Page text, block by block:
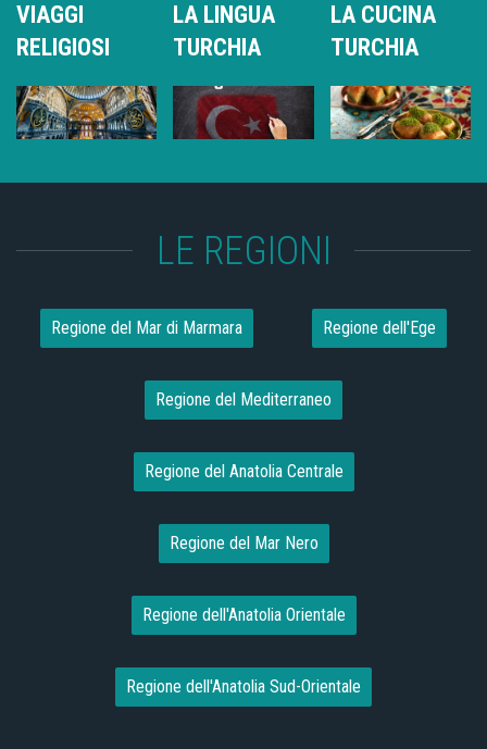
VIAGGI
RELIGIOSI
LA LINGUA
TURCHIA
LA CUCINA
TURCHIA
LE REGIONI
Regione del Mar di Marmara Regione dell'Ege
Regione del Mediterraneo
Regione del Anatolia Centrale
Regione del Mar Nero
Regione dell'Anatolia Orientale
Regione dell'Anatolia Sud-Orientale